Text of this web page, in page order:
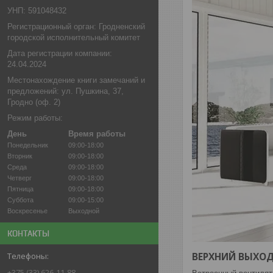
УНП: 591048432
Регистрационный орган: Гродненский
городской исполнительный комитет
Дата регистрации компании:
24.04.2024
Местонахождение книги замечаний и
предложений: ул. Пушкина, 37,
Гродно (оф. 2)
Режим работы:
День
Время работы
Понедельник
09:00-18:00
Вторник
09:00-18:00
Среда
09:00-18:00
Четверг
09:00-18:00
Пятница
09:00-18:00
Суббота
09:00-15:00
Воскресенье
Выходной
КОНТАКТЫ
ВЕРХНИЙ